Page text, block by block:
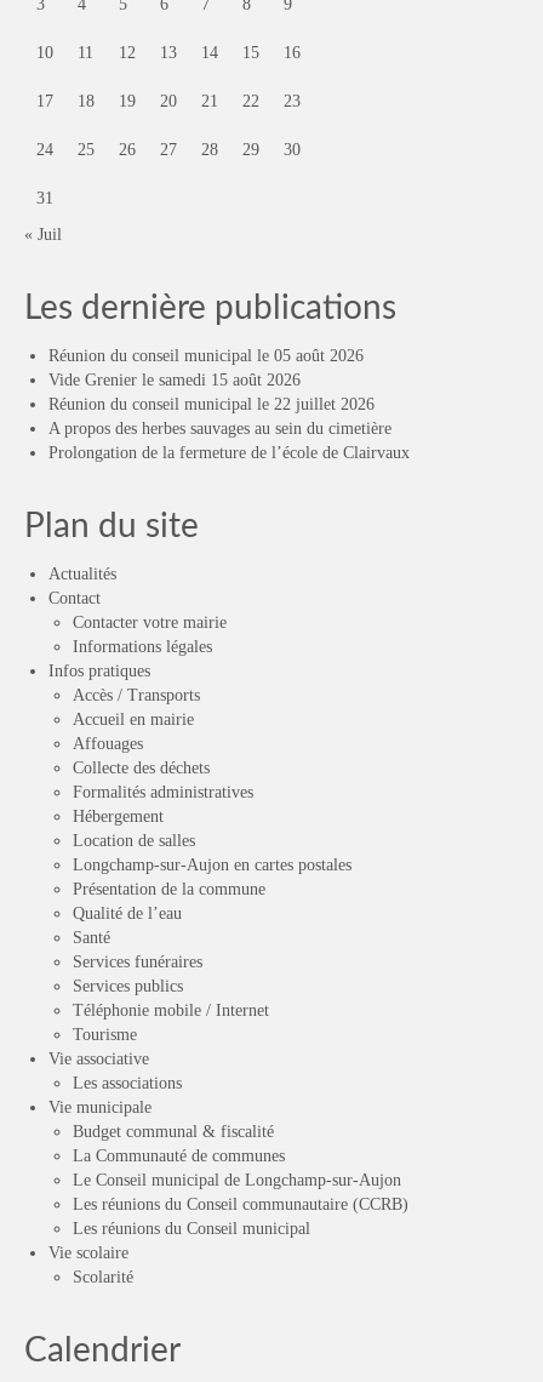
3 4 5 6 7 8 9
10 11 12 13 14 15 16
17 18 19 20 21 22 23
24 25 26 27 28 29 30
31
« Juil
Les dernière publications
Réunion du conseil municipal le 05 août 2026
Vide Grenier le samedi 15 août 2026
Réunion du conseil municipal le 22 juillet 2026
A propos des herbes sauvages au sein du cimetière
Prolongation de la fermeture de l’école de Clairvaux
Plan du site
Actualités
Contact
Contacter votre mairie
Informations légales
Infos pratiques
Accès / Transports
Accueil en mairie
Affouages
Collecte des déchets
Formalités administratives
Hébergement
Location de salles
Longchamp-sur-Aujon en cartes postales
Présentation de la commune
Qualité de l’eau
Santé
Services funéraires
Services publics
Téléphonie mobile / Internet
Tourisme
Vie associative
Les associations
Vie municipale
Budget communal & fiscalité
La Communauté de communes
Le Conseil municipal de Longchamp-sur-Aujon
Les réunions du Conseil communautaire (CCRB)
Les réunions du Conseil municipal
Vie scolaire
Scolarité
Calendrier